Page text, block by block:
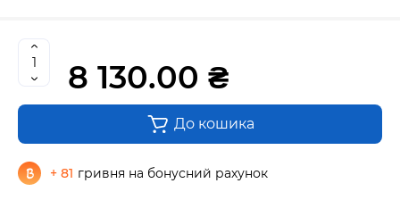
8 130.00 ₴
До кошика
+ 81 гривня на бонусний рахунок